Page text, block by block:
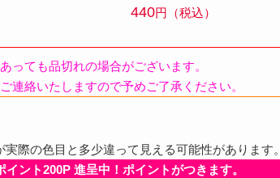
440円（税込）
ても品切れの場合がございます。
連絡いたしますので予めご了承ください。
際の色目と多少違って見える可能性があります。
ント200P 進呈中！ポイントがつきます。